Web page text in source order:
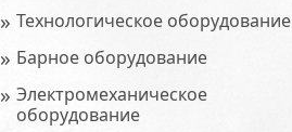
» Технологическое оборудование
» Барное оборудование
» Электромеханическое
оборудование